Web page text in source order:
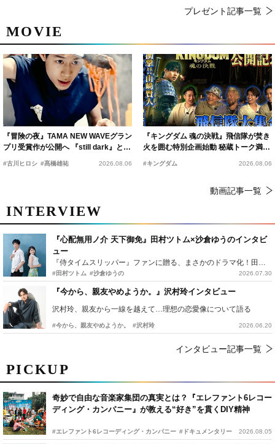
PICKUP
奇妙で自由な音楽家集団の真実とは？『エレファント6レコー
ディング・カンパニー』が教える“好き”を貫くDIY精神
#エレファント6レコーディング・カンパニー #ドキュメンタリー 2026.08.05
MOVIE
『冒険の夜』TAMA NEW WAVEグラン
プリ受賞作が公開へ 『still dark』と同
時上映決定
#古川ヒロシ #髙橋雄祐 2026.08.06
『キングダム 魂の決戦』飛信隊が焚き
火を囲む特別企画始動 秘蔵トーク満載
の“キングダムキャンプ”開催
#キングダム 2026.08.06
動画記事一覧
INTERVIEW
『心配無用ノ介 天下御免』田村ツトム×沙倉ゆうのインタビ
ュー
『侍タイムスリッパー』ファンに贈る、まさかのドラマ化！田村ツトム×沙倉ゆうのが語る『心配無用ノ介』撮影秘話
#田村ツトム #沙倉ゆうの 2026.07.30
『今から、親友やめようか。』沢村玲インタビュー
沢村玲、親友から一線を越えて…理想の恋愛像について語る
#今から、親友やめようか。 #沢村玲 2026.06.20
インタビュー記事一覧
プレゼント記事一覧